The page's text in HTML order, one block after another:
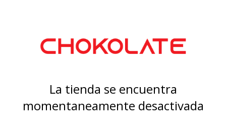
La tienda se encuentra
momentaneamente desactivada